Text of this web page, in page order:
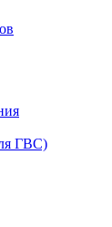
ГВС)